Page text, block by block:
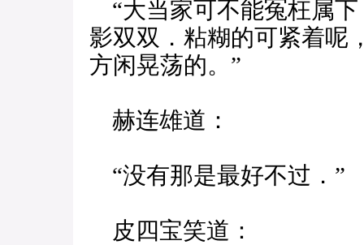
“大当家可不能冤枉属
影双双．粘糊的可紧着呢
方闲晃荡的。”
赫连雄道：
“没有那是最好不过．”
皮四宝笑道：